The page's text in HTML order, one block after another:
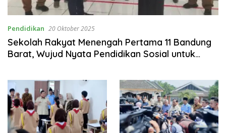
Pendidikan 20 Oktober 2025
Sekolah Rakyat Menengah Pertama 11 Bandung
Barat, Wujud Nyata Pendidikan Sosial untuk